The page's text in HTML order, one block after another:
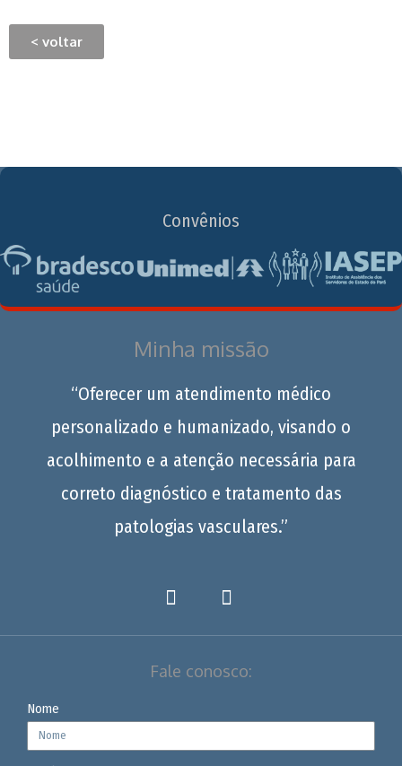
< voltar
Convênios
Minha missão
“Oferecer um atendimento médico
personalizado e humanizado, visando o
acolhimento e a atenção necessária para
correto diagnóstico e tratamento das
patologias vasculares.”
Fale conosco:
Nome